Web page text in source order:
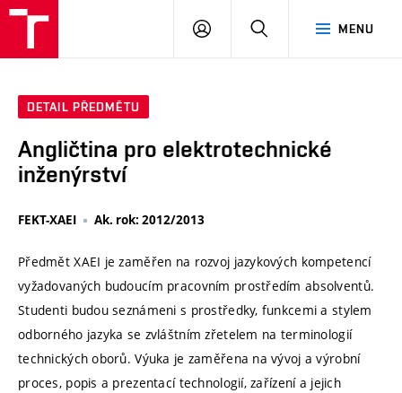
MENU
PŘIHLÁSIT
DETAIL PŘEDMĚTU
Angličtina pro elektrotechnické
inženýrství
FEKT-XAEI Ak. rok: 2012/2013
Předmět XAEI je zaměřen na rozvoj jazykových kompetencí
vyžadovaných budoucím pracovním prostředím absolventů.
Studenti budou seznámeni s prostředky, funkcemi a stylem
odborného jazyka se zvláštním zřetelem na terminologií
technických oborů. Výuka je zaměřena na vývoj a výrobní
proces, popis a prezentací technologií, zařízení a jejich